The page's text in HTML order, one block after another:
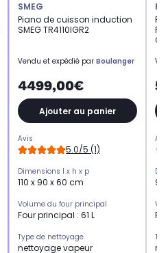
SMEG
Piano de cuisson induction
SMEG TR4110IGR2
Vendu et expédié par Boulanger
4499,00€
Ajouter au panier
Avis
5.0/5 (1)
Dimensions l x h x p
110 x 90 x 60 cm
Volume du four principal
Four principal : 61 L
Type de nettoyage
nettoyage vapeur
90